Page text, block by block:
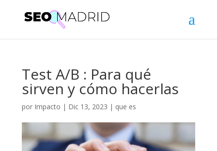
Test A/B : Para qué
sirven y cómo hacerlas
por Impacto | Dic 13, 2023 | que es